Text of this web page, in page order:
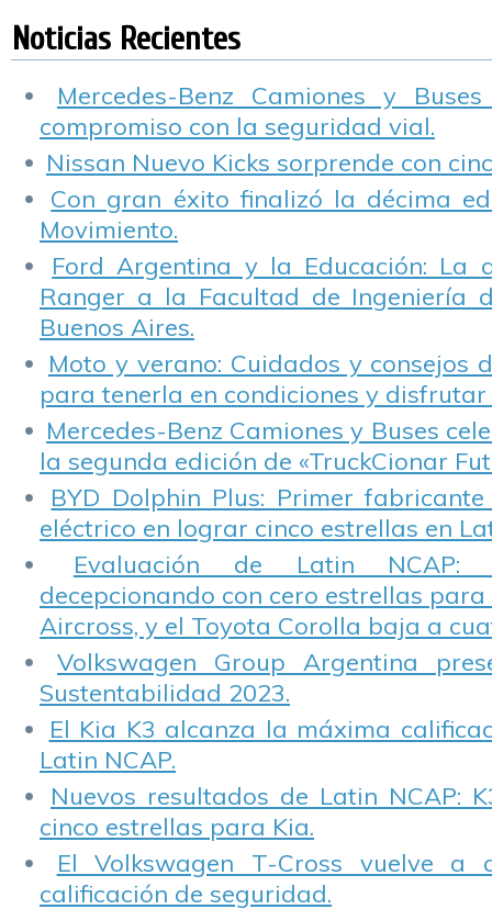
y son reconocidas
en la FIT
Noticias Recientes
Mercedes-Benz Camiones y
compromiso con la seguridad vial.
Nissan Nuevo Kicks sorprende con
Con gran éxito finalizó la décima
Movimiento.
Ford Argentina y la Educación: La
Ranger a la Facultad de Ingeniería
Buenos Aires.
Moto y verano: Cuidados y consejos
para tenerla en condiciones y disfrutar
Mercedes-Benz Camiones y Buses
la segunda edición de «TruckCionar
BYD Dolphin Plus: Primer
eléctrico en lograr cinco estrellas en
Evaluación de Latin NCAP:
decepcionando con cero estrellas para
Aircross, y el Toyota Corolla baja a
Volkswagen Group Argentina
Sustentabilidad 2023.
El Kia K3 alcanza la máxima
Latin NCAP.
Nuevos resultados de Latin NCAP:
cinco estrellas para Kia.
El Volkswagen T-Cross vuelve a
calificación de seguridad.